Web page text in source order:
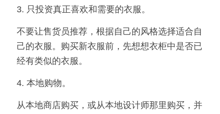
3. 只投资真正喜欢和需要的衣服。
不要让售货员推荐，根据自己的风格选择适合自
己的衣服。购买新衣服前，先想想衣柜中是否已
经有类似的衣服。
4. 本地购物。
从本地商店购买，或从本地设计师那里购买，并